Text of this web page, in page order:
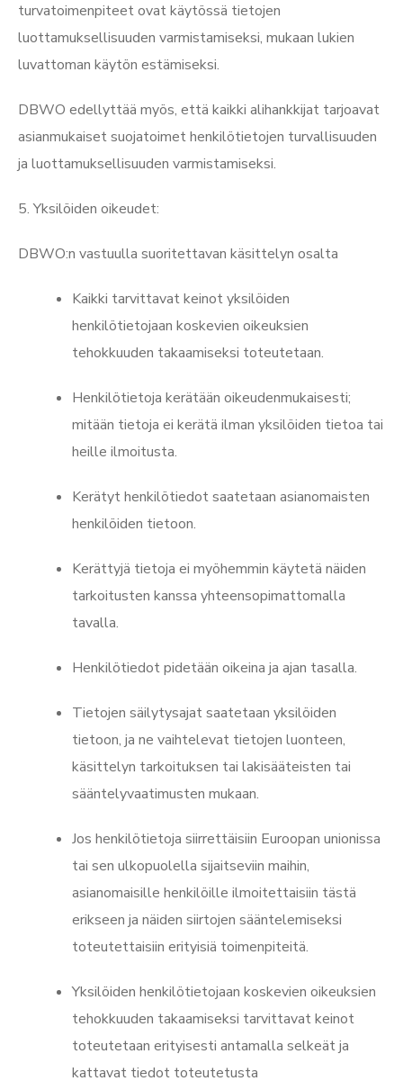
turvatoimenpiteet ovat käytössä tietojen
luottamuksellisuuden varmistamiseksi, mukaan lukien
luvattoman käytön estämiseksi.
DBWO edellyttää myös, että kaikki alihankkijat tarjoavat
asianmukaiset suojatoimet henkilötietojen turvallisuuden
ja luottamuksellisuuden varmistamiseksi.
5. Yksilöiden oikeudet:
DBWO:n vastuulla suoritettavan käsittelyn osalta
Kaikki tarvittavat keinot yksilöiden
henkilötietojaan koskevien oikeuksien
tehokkuuden takaamiseksi toteutetaan.
Henkilötietoja kerätään oikeudenmukaisesti;
mitään tietoja ei kerätä ilman yksilöiden tietoa tai
heille ilmoitusta.
Kerätyt henkilötiedot saatetaan asianomaisten
henkilöiden tietoon.
Kerättyjä tietoja ei myöhemmin käytetä näiden
tarkoitusten kanssa yhteensopimattomalla
tavalla.
Henkilötiedot pidetään oikeina ja ajan tasalla.
Tietojen säilytysajat saatetaan yksilöiden
tietoon, ja ne vaihtelevat tietojen luonteen,
käsittelyn tarkoituksen tai lakisääteisten tai
sääntelyvaatimusten mukaan.
Jos henkilötietoja siirrettäisiin Euroopan unionissa
tai sen ulkopuolella sijaitseviin maihin,
asianomaisille henkilöille ilmoitettaisiin tästä
erikseen ja näiden siirtojen sääntelemiseksi
toteutettaisiin erityisiä toimenpiteitä.
Yksilöiden henkilötietojaan koskevien oikeuksien
tehokkuuden takaamiseksi tarvittavat keinot
toteutetaan erityisesti antamalla selkeät ja
kattavat tiedot toteutetusta